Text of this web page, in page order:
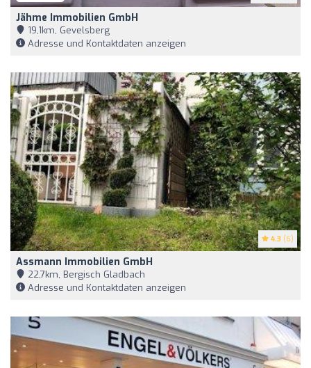
Jähme Immobilien GmbH
19,1km, Gevelsberg
Adresse und Kontaktdaten anzeigen
4.3 (6)
Assmann Immobilien GmbH
22,7km, Bergisch Gladbach
Adresse und Kontaktdaten anzeigen